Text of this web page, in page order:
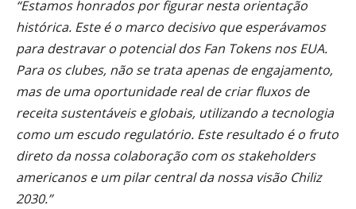
“Estamos honrados por figurar nesta orientação
histórica. Este é o marco decisivo que esperávamos
para destravar o potencial dos Fan Tokens nos EUA.
Para os clubes, não se trata apenas de engajamento,
mas de uma oportunidade real de criar fluxos de
receita sustentáveis e globais, utilizando a tecnologia
como um escudo regulatório. Este resultado é o fruto
direto da nossa colaboração com os stakeholders
americanos e um pilar central da nossa visão Chiliz
2030.”